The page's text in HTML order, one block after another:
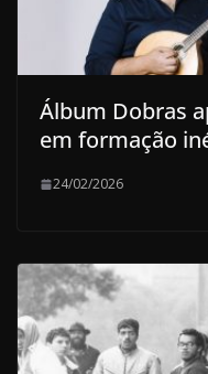
Álbum Dobras
em formação
24/02/2026